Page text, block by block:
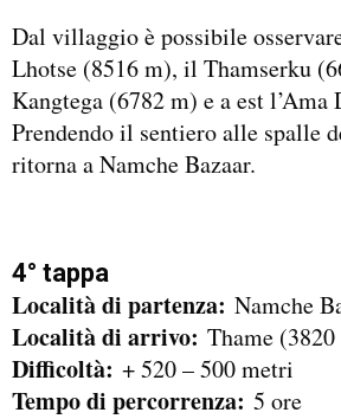
Dal villaggio è possibile
Lhotse (8516 m), il Thamserku
Kangtega (6782 m) e a est
Prendendo il sentiero alle spalle
ritorna a Namche Bazaar.
4° tappa
Località di partenza: Namche
Località di arrivo: Thame
Difficoltà: + 520 – 500 metri
Tempo di percorrenza: 5 ore